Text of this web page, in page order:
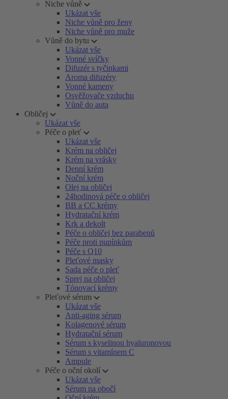
Niche vůně
Ukázat vše
Niche vůně pro ženy
Niche vůně pro muže
Vůně do bytu
Ukázat vše
Vonné svíčky
Difuzér s tyčinkami
Aroma difuzéry
Vonné kameny
Osvěžovače vzduchu
Vůně do auta
Obličej
Ukázat vše
Péče o pleť
Ukázat vše
Krém na obličej
Krém na vrásky
Denní krém
Noční krém
Olej na obličej
24hodinová péče o obličej
BB a CC krémy
Hydratační krém
Krk a dekolt
Péče o obličej bez parabenů
Péče proti pupínkům
Péče s Q10
Pleťové masky
Sada péče o pleť
Sprej na obličej
Tónovací krémy
Pleťové sérum
Ukázat vše
Anti-aging sérum
Kolagenové sérum
Hydratační sérum
Sérum s kyselinou hyaluronovou
Sérum s vitamínem C
Ampule
Péče o oční okolí
Ukázat vše
Sérum na obočí